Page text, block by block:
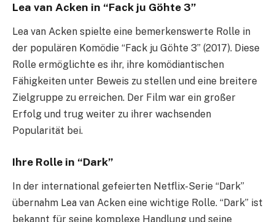
Lea van Acken in “Fack ju Göhte 3”
Lea van Acken spielte eine bemerkenswerte Rolle in
der populären Komödie “Fack ju Göhte 3” (2017). Diese
Rolle ermöglichte es ihr, ihre komödiantischen
Fähigkeiten unter Beweis zu stellen und eine breitere
Zielgruppe zu erreichen. Der Film war ein großer
Erfolg und trug weiter zu ihrer wachsenden
Popularität bei.
Ihre Rolle in “Dark”
In der international gefeierten Netflix-Serie “Dark”
übernahm Lea van Acken eine wichtige Rolle. “Dark” ist
bekannt für seine komplexe Handlung und seine